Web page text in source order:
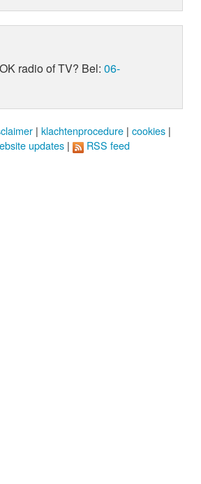
radio of TV? Bel:06-
| klachtenprocedure | cookies |
updates | RSS feed